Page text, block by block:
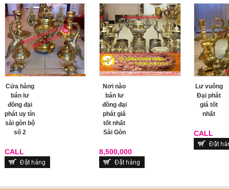
Cửa hàng
bán lư
đồng đại
phát uy tín
sài gòn bộ
số 2
CALL
Nơi nào
bán lư
đồng đại
phát giá
tốt nhất
Sài Gòn
8,500,000
Lư vuông
Đại phát
giá tốt
nhất
CALL